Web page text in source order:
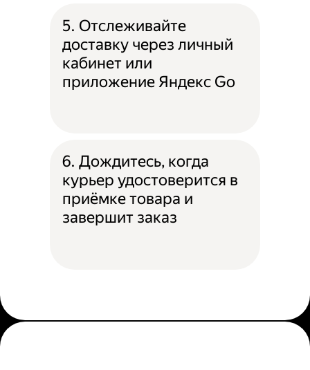
5. Отслеживайте
доставку через личный
кабинет или
приложение Яндекс Go
6. Дождитесь, когда
курьер удостоверится в
приёмке товара и
завершит заказ